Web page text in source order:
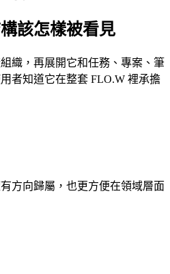
該怎樣被看見
織，再展開它和任務、專案、筆
者知道它在整套 FLO.W 裡承擔
方向歸屬，也更方便在領域層面